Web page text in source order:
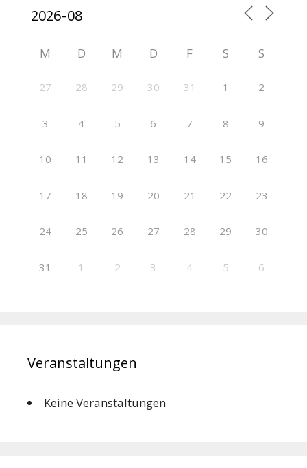
M D M D F S S
27 28 29 30 31 1 2
3 4 5 6 7 8 9
10 11 12 13 14 15 16
17 18 19 20 21 22 23
24 25 26 27 28 29 30
31 1 2 3 4 5 6
Veranstaltungen
Keine Veranstaltungen